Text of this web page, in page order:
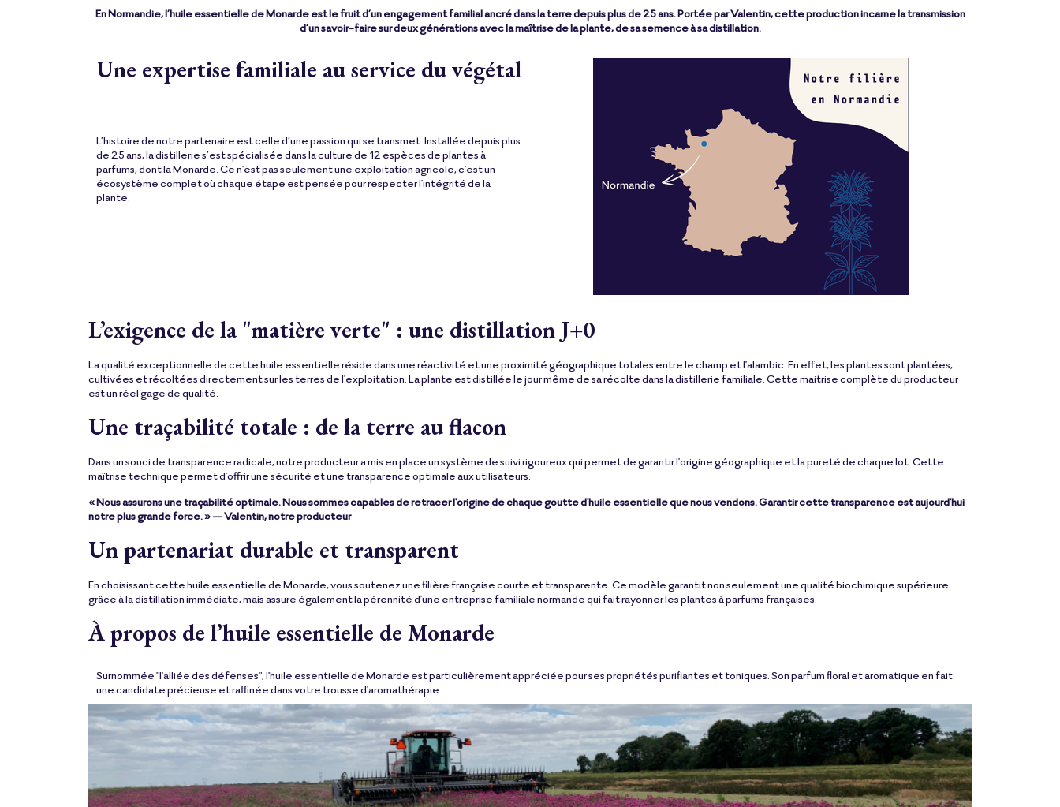
En Normandie, l’huile essentielle de Monarde est le fruit d’un engagement familial ancré dans la terre depuis plus de 25 ans. Portée par Valentin, cette production incarne la transmission
d’un savoir-faire sur deux générations avec la maîtrise de la plante, de sa semence à sa distillation.
Une expertise familiale au service du végétal
L’histoire de notre partenaire est celle d’une passion qui se transmet. Installée depuis plus
de 25 ans, la distillerie s’est spécialisée dans la culture de 12 espèces de plantes à
parfums, dont la Monarde. Ce n'est pas seulement une exploitation agricole, c'est un
écosystème complet où chaque étape est pensée pour respecter l'intégrité de la
plante.
L’exigence de la "matière verte" : une distillation J+0
La qualité exceptionnelle de cette huile essentielle réside dans une réactivité et une proximité géographique totales entre le champ et l'alambic. En effet, les plantes sont plantées,
cultivées et récoltées directement sur les terres de l'exploitation. La plante est distillée le jour même de sa récolte dans la distillerie familiale. Cette maitrise complète du producteur
est un réel gage de qualité.
Une traçabilité totale : de la terre au flacon
Dans un souci de transparence radicale, notre producteur a mis en place un système de suivi rigoureux qui permet de garantir l'origine géographique et la pureté de chaque lot. Cette
maîtrise technique permet d'offrir une sécurité et une transparence optimale aux utilisateurs.
« Nous assurons une traçabilité optimale. Nous sommes capables de retracer l'origine de chaque goutte d'huile essentielle que nous vendons. Garantir cette transparence est aujourd'hui
notre plus grande force. » — Valentin, notre producteur
Un partenariat durable et transparent
En choisissant cette huile essentielle de Monarde, vous soutenez une filière française courte et transparente. Ce modèle garantit non seulement une qualité biochimique supérieure
grâce à la distillation immédiate, mais assure également la pérennité d'une entreprise familiale normande qui fait rayonner les plantes à parfums françaises.
À propos de l’huile essentielle de Monarde
Surnommée "l'alliée des défenses", l'huile essentielle de Monarde est particulièrement appréciée pour ses propriétés purifiantes et toniques. Son parfum floral et aromatique en fait
une candidate précieuse et raffinée dans votre trousse d'aromathérapie.